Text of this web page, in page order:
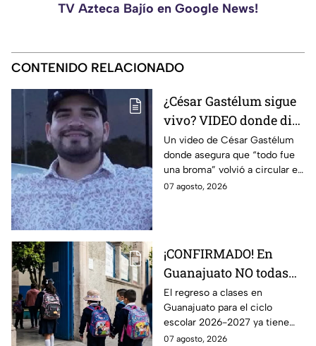
TV Azteca Bajío en Google News!
CONTENIDO RELACIONADO
¿César Gastélum sigue
vivo? VIDEO donde dice
que “todo fue una
broma” SE VIRALIZA
en redes; esto se sabe
Un video de César Gastélum
donde asegura que “todo fue
una broma” volvió a circular en
redes sociales y generó dudas
07 agosto, 2026
¡CONFIRMADO! En
Guanajuato NO todas
las escuelas regresan a
clases el 31 de agosto;
esto debes saber
El regreso a clases en
Guanajuato para el ciclo
escolar 2026-2027 ya tiene
fecha, pero no todos los
07 agosto, 2026